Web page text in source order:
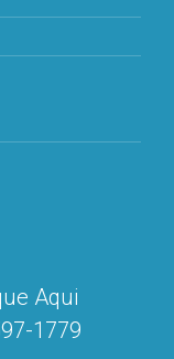
Aqui
1779